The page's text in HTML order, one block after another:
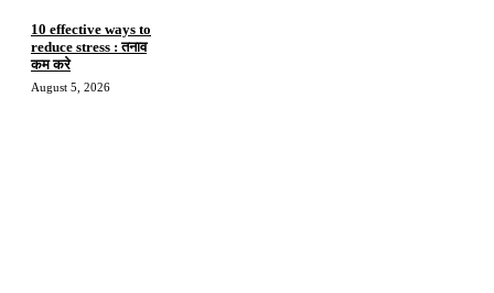
10 effective ways to
reduce stress : तनाव
कम करे
August 5, 2026